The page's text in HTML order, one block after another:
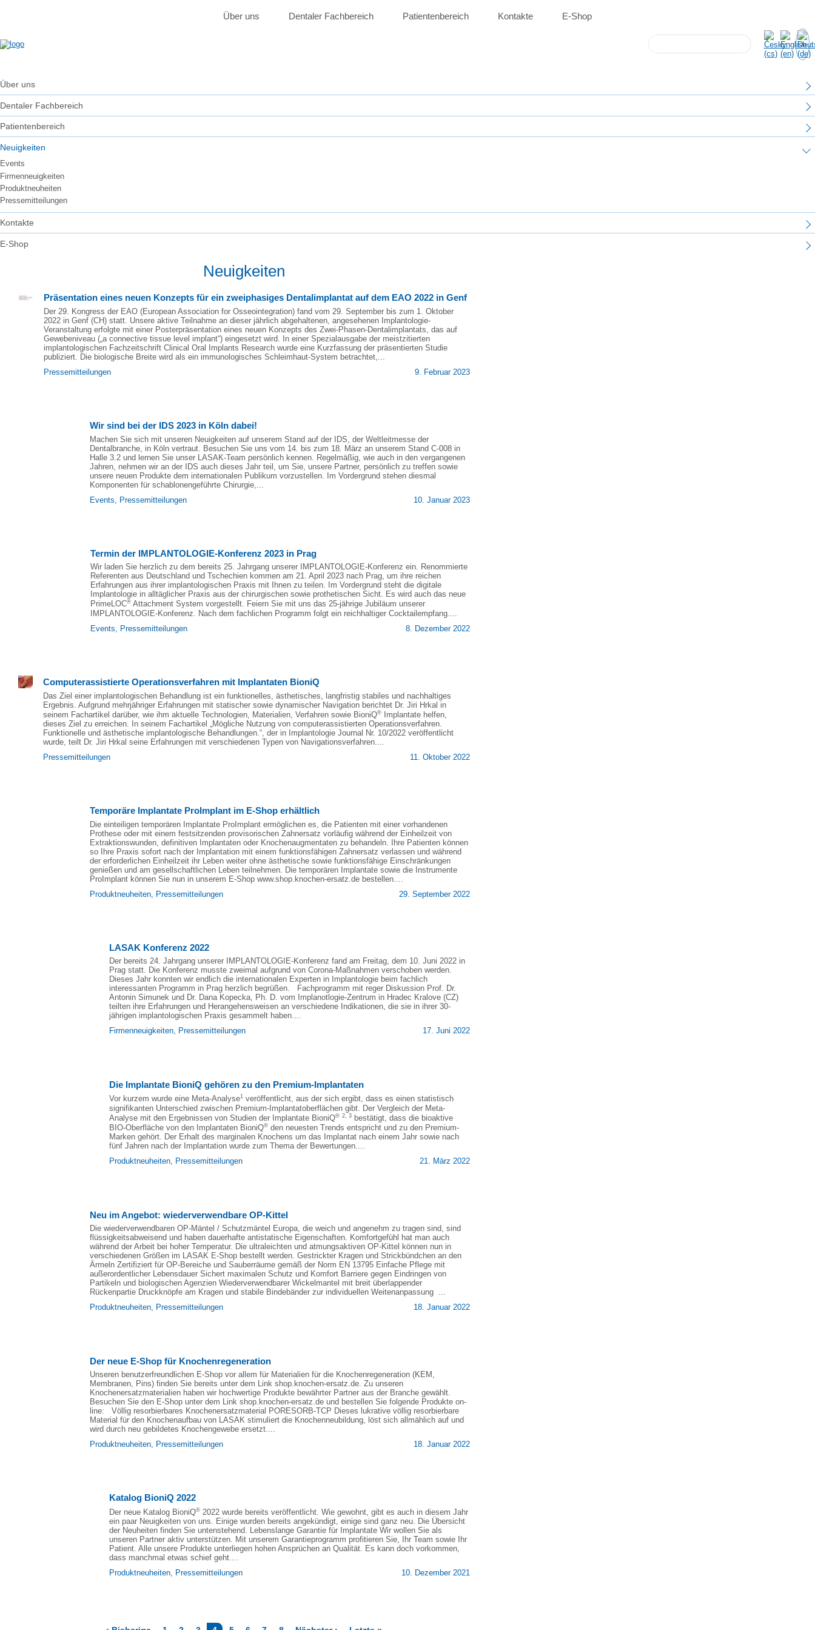
Über uns Dentaler Fachbereich Patientenbereich Kontakte E-Shop
Über uns
Dentaler Fachbereich
Patientenbereich
Neuigkeiten
Events
Firmenneuigkeiten
Produktneuheiten
Pressemitteilungen
Kontakte
E-Shop
Neuigkeiten
Präsentation eines neuen Konzepts für ein zweiphasiges Dentalimplantat auf dem EAO 2022 in Genf
Der 29. Kongress der EAO (European Association for Osseointegration) fand vom 29. September bis zum 1. Oktober
2022 in Genf (CH) statt. Unsere aktive Teilnahme an dieser jährlich abgehaltenen, angesehenen Implantologie-
Veranstaltung erfolgte mit einer Posterpräsentation eines neuen Konzepts des Zwei-Phasen-Dentalimplantats, das auf
Gewebeniveau („a connective tissue level implant“) eingesetzt wird. In einer Spezialausgabe der meistzitierten
implantologischen Fachzeitschrift Clinical Oral Implants Research wurde eine Kurzfassung der präsentierten Studie
publiziert. Die biologische Breite wird als ein immunologisches Schleimhaut-System betrachtet,...
Pressemitteilungen
9. Februar 2023
Wir sind bei der IDS 2023 in Köln dabei!
Machen Sie sich mit unseren Neuigkeiten auf unserem Stand auf der IDS, der Weltleitmesse der
Dentalbranche, in Köln vertraut. Besuchen Sie uns vom 14. bis zum 18. März an unserem Stand C-008 in
Halle 3.2 und lernen Sie unser LASAK-Team persönlich kennen. Regelmäßig, wie auch in den vergangenen
Jahren, nehmen wir an der IDS auch dieses Jahr teil, um Sie, unsere Partner, persönlich zu treffen sowie
unsere neuen Produkte dem internationalen Publikum vorzustellen. Im Vordergrund stehen diesmal
Komponenten für schablonengeführte Chirurgie,...
Events
Pressemitteilungen 10. Januar 2023
Termin der IMPLANTOLOGIE-Konferenz 2023 in Prag
Wir laden Sie herzlich zu dem bereits 25. Jahrgang unserer IMPLANTOLOGIE-Konferenz ein. Renommierte
Referenten aus Deutschland und Tschechien kommen am 21. April 2023 nach Prag, um ihre reichen
Erfahrungen aus ihrer implantologischen Praxis mit Ihnen zu teilen. Im Vordergrund steht die digitale
Implantologie in alltäglicher Praxis aus der chirurgischen sowie prothetischen Sicht. Es wird auch das neue
PrimeLOC®Attachment System vorgestellt. Feiern Sie mit uns das 25-jährige Jubiläum unserer
IMPLANTOLOGIE-Konferenz. Nach dem fachlichen Programm folgt ein reichhaltiger Cocktailempfang....
Events
Pressemitteilungen 8. Dezember 2022
Computerassistierte Operationsverfahren mit Implantaten BioniQ
Das Ziel einer implantologischen Behandlung ist ein funktionelles, ästhetisches, langfristig stabiles und nachhaltiges
Ergebnis. Aufgrund mehrjähriger Erfahrungen mit statischer sowie dynamischer Navigation berichtet Dr. Jiri Hrkal in
seinem Fachartikel darüber, wie ihm aktuelle Technologien, Materialien, Verfahren sowie BioniQ®
Implantate helfen,
dieses Ziel zu erreichen. In seinem Fachartikel „Mögliche Nutzung von computerassistierten Operationsverfahren.
Funktionelle und ästhetische implantologische Behandlungen.“, der in Implantologie Journal Nr. 10/2022 veröffentlicht
wurde, teilt Dr. Jiri Hrkal seine Erfahrungen mit verschiedenen Typen von Navigationsverfahren....
Pressemitteilungen
11. Oktober 2022
Temporäre Implantate ProImplant im E-Shop erhältlich
Die einteiligen temporären Implantate ProImplant ermöglichen es, die Patienten mit einer vorhandenen
Prothese oder mit einem festsitzenden provisorischen Zahnersatz vorläufig während der Einheilzeit von
Extraktionswunden, definitiven Implantaten oder Knochenaugmentaten zu behandeln. Ihre Patienten können
so Ihre Praxis sofort nach der Implantation mit einem funktionsfähigen Zahnersatz verlassen und während
der erforderlichen Einheilzeit ihr Leben weiter ohne ästhetische sowie funktionsfähige Einschränkungen
genießen und am gesellschaftlichen Leben teilnehmen. Die temporären Implantate sowie die Instrumente
ProImplant können Sie nun in unserem E-Shop www.shop.knochen-ersatz.de bestellen....
Produktneuheiten, Pressemitteilungen 29. September 2022
LASAK Konferenz 2022
Der bereits 24. Jahrgang unserer IMPLANTOLOGIE-Konferenz fand am Freitag, dem 10. Juni 2022 in
Prag statt. Die Konferenz musste zweimal aufgrund von Corona-Maßnahmen verschoben werden.
Dieses Jahr konnten wir endlich die internationalen Experten in Implantologie beim fachlich
interessanten Programm in Prag herzlich begrüßen. Fachprogramm mit reger Diskussion Prof. Dr.
Antonin Simunek und Dr. Dana Kopecka, Ph. D. vom Implanotlogie-Zentrum in Hradec Kralove (CZ)
teilten ihre Erfahrungen und Herangehensweisen an verschiedene Indikationen, die sie in ihrer 30-
jährigen implantologischen Praxis gesammelt haben....
Firmenneuigkeiten, Pressemitteilungen 17. Juni 2022
Die Implantate BioniQ gehören zu den Premium-Implantaten
Vor kurzem wurde eine Meta-Analyse1veröffentlicht, aus der sich ergibt, dass es einen statistisch
signifikanten Unterschied zwischen Premium-Implantatoberflächen gibt. Der Vergleich der Meta-
Analyse mit den Ergebnissen von Studien der Implantate BioniQ® 2, 3bestätigt, dass die bioaktive
BIO-Oberfläche von den Implantaten BioniQ®den neuesten Trends entspricht und zu den Premium-
Marken gehört. Der Erhalt des marginalen Knochens um das Implantat nach einem Jahr sowie nach
fünf Jahren nach der Implantation wurde zum Thema der Bewertungen....
Produktneuheiten, Pressemitteilungen 21. März 2022
Neu im Angebot: wiederverwendbare OP-Kittel
Die wiederverwendbaren OP-Mäntel / Schutzmäntel Europa, die weich und angenehm zu tragen sind, sind
flüssigkeitsabweisend und haben dauerhafte antistatische Eigenschaften. Komfortgefühl hat man auch
während der Arbeit bei hoher Temperatur. Die ultraleichten und atmungsaktiven OP-Kittel können nun in
verschiedenen Größen im LASAK E-Shop bestellt werden. Gestrickter Kragen und Strickbündchen an den
Ärmeln Zertifiziert für OP-Bereiche und Sauberräume gemäß der Norm EN 13795 Einfache Pflege mit
außerordentlicher Lebensdauer Sichert maximalen Schutz und Komfort Barriere gegen Eindringen von
Partikeln und biologischen Agenzien Wiederverwendbarer Wickelmantel mit breit überlappender
Rückenpartie Druckknöpfe am Kragen und stabile Bindebänder zur individuellen Weitenanpassung ...
Produktneuheiten, Pressemitteilungen 18. Januar 2022
Der neue E-Shop für Knochenregeneration
Unseren benutzerfreundlichen E-Shop vor allem für Materialien für die Knochenregeneration (KEM,
Membranen, Pins) finden Sie bereits unter dem Link shop.knochen-ersatz.de. Zu unseren
Knochenersatzmaterialien haben wir hochwertige Produkte bewährter Partner aus der Branche gewählt.
Besuchen Sie den E-Shop unter dem Link shop.knochen-ersatz.de und bestellen Sie folgende Produkte on-
line: Völlig resorbierbares Knochenersatzmaterial PORESORB-TCP Dieses lukrative völlig resorbierbare
Material für den Knochenaufbau von LASAK stimuliert die Knochenneubildung, löst sich allmählich auf und
wird durch neu gebildetes Knochengewebe ersetzt....
Produktneuheiten, Pressemitteilungen 18. Januar 2022
Katalog BioniQ 2022
Der neue Katalog BioniQ®2022 wurde bereits veröffentlicht. Wie gewohnt, gibt es auch in diesem Jahr
ein paar Neuigkeiten von uns. Einige wurden bereits angekündigt, einige sind ganz neu. Die Übersicht
der Neuheiten finden Sie untenstehend. Lebenslange Garantie für Implantate Wir wollen Sie als
unseren Partner aktiv unterstützen. Mit unserem Garantieprogramm profitieren Sie, Ihr Team sowie Ihr
Patient. Alle unsere Produkte unterliegen hohen Ansprüchen an Qualität. Es kann doch vorkommen,
dass manchmal etwas schief geht....
Produktneuheiten, Pressemitteilungen 10. Dezember 2021